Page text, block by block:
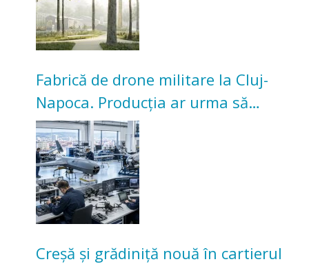
Fabrică de drone militare la Cluj-
Napoca. Producția ar urma să
înceapă în toamna acestui an
Creșă și grădiniță nouă în cartierul